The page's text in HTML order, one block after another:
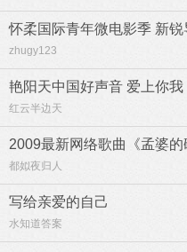
怀柔国际青年微电影季 新
zhugy123
艳阳天中国好声音 爱上你我
红云半边天
2009最新网络歌曲《孟婆
都姒夜归人
写给亲爱的自己
水知道答案